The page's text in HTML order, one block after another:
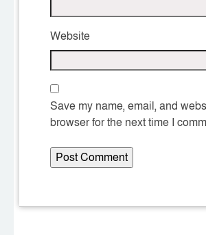
Website
Save my name, email, and
browser for the next time I